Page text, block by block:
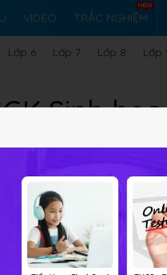
VIDEO TRẮC NGHIỆM
Lớp 6 Lớp 7 Lớp 8 Lớp
Sinh học
11BT SGK 110FAQ